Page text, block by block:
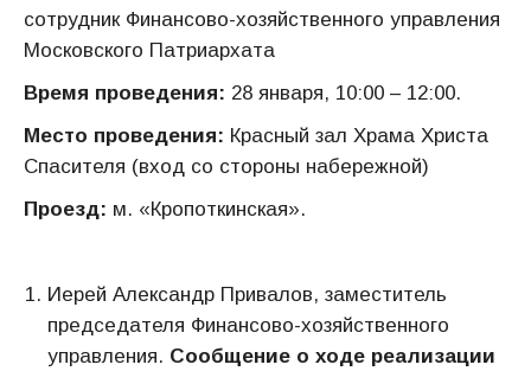
сотрудник Финансово-хозяйственного управления
Московского Патриархата
Время проведения: 28 января, 10:00 – 12:00.
Место проведения: Красный зал Храма Христа
Спасителя (вход со стороны набережной)
Проезд: м. «Кропоткинская».
Иерей Александр Привалов, заместитель
председателя Финансово-хозяйственного
управления. Сообщение о ходе реализации